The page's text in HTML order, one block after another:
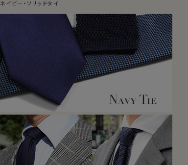
ネイビー・ソリッドタイ